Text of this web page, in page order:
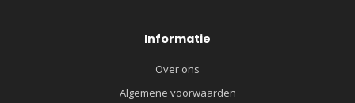
Informatie
Over ons
Algemene voorwaarden